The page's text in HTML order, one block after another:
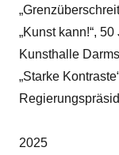
„Kunst kann!“,
Kunsthalle
„Starke
2025